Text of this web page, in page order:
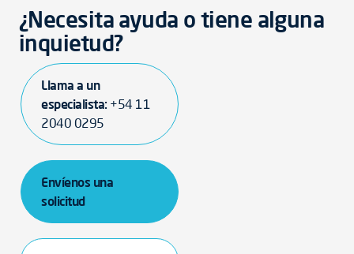
¿Necesita ayuda o tiene alguna
inquietud?
Llama a un
especialista: +54 11
2040 0295
Envíenos una
solicitud